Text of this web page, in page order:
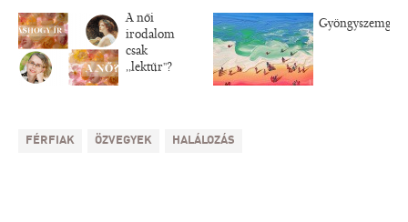
A női
irodalom
csak
,,lektűr"?
FÉRFIAK ÖZVEGYEK HALÁLOZÁS